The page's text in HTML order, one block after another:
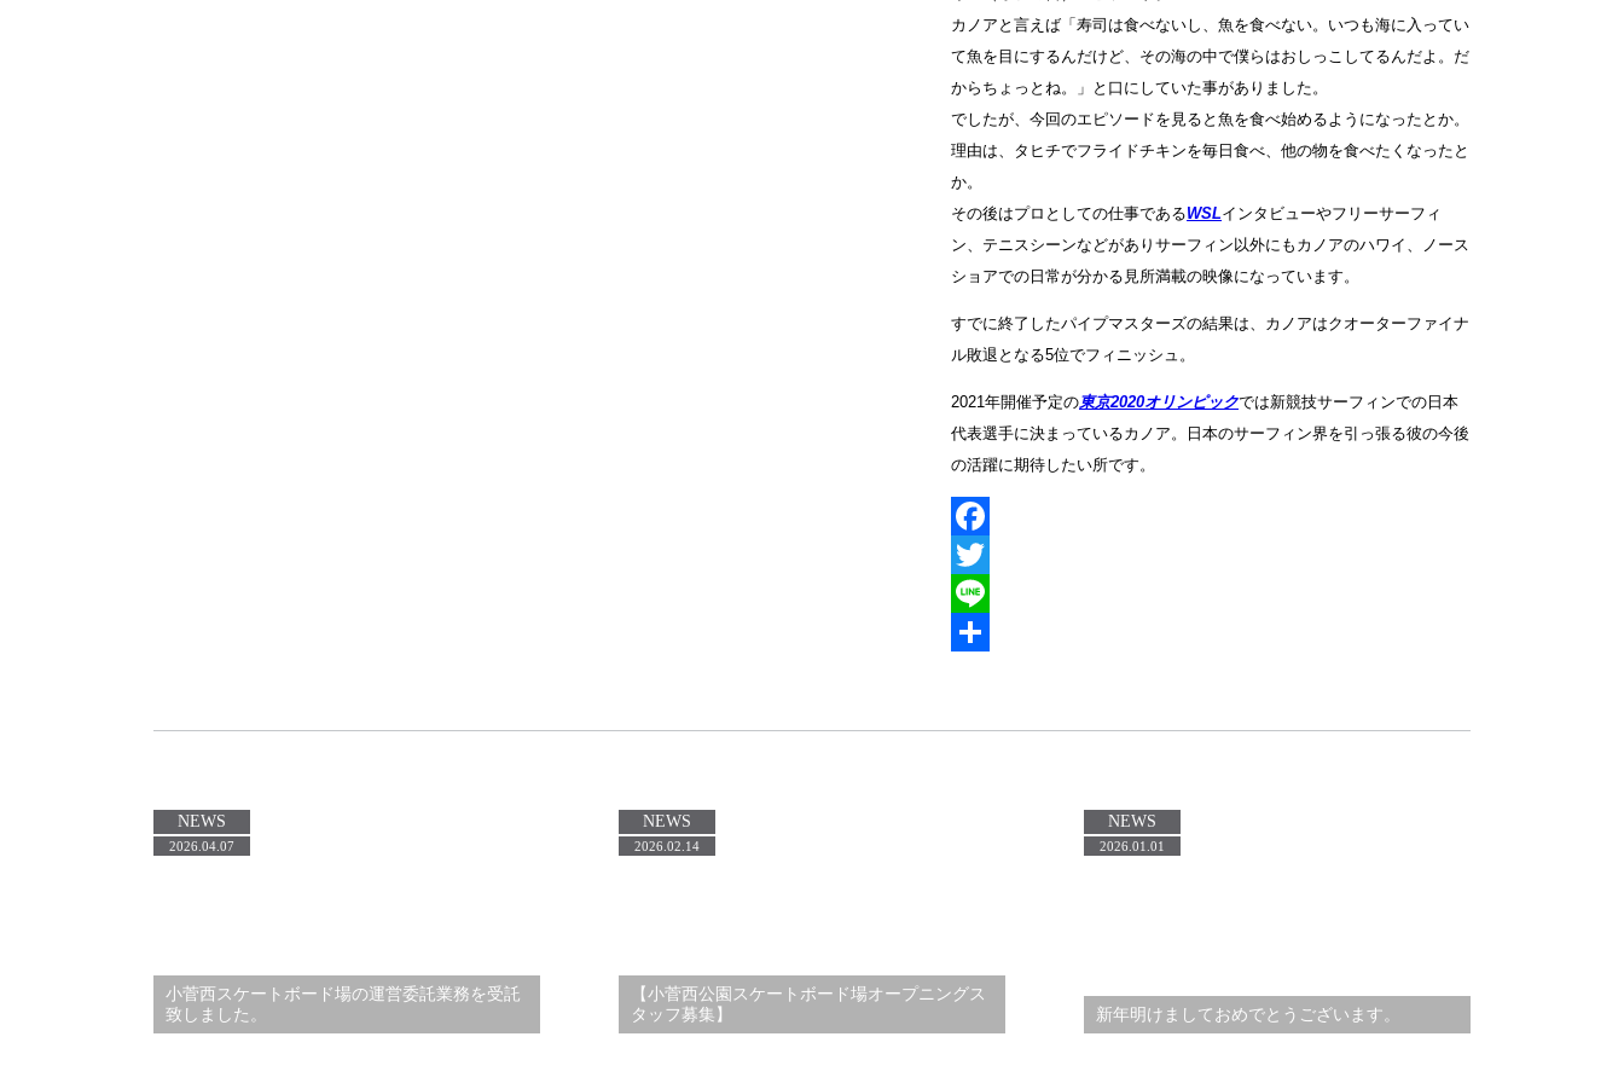
カノアと言えば「寿司は食べないし、魚を食べない。いつも海に入ってい
て魚を目にするんだけど、その海の中で僕らはおしっこしてるんだよ。だ
からちょっとね。」と口にしていた事がありました。
でしたが、今回のエピソードを見ると魚を食べ始めるようになったとか。
理由は、タヒチでフライドチキンを毎日食べ、他の物を食べたくなったと
か。
その後はプロとしての仕事であるWSLインタビューやフリーサーフィ
ン、テニスシーンなどがありサーフィン以外にもカノアのハワイ、ノース
ショアでの日常が分かる見所満載の映像になっています。
すでに終了したパイプマスターズの結果は、カノアはクオーターファイナ
ル敗退となる5位でフィニッシュ。
2021年開催予定の東京2020オリンピックでは新競技サーフィンでの日本
代表選手に決まっているカノア。日本のサーフィン界を引っ張る彼の今後
の活躍に期待したい所です。
Facebook
Twitter
Line
小菅西スケートボード場の運営委託業務を受託
致しました。
NEWS
2026.04.07
【小菅西公園スケートボード場オープニングス
タッフ募集】
NEWS
2026.02.14
新年明けましておめでとうございます。
NEWS
2026.01.01